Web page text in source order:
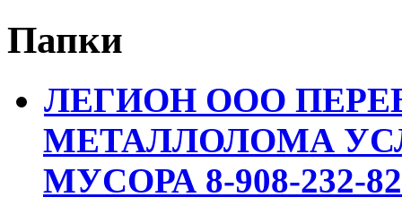
Папки
ЛЕГИОН ООО
МЕТАЛЛОЛОМА
МУСОРА 8-908-232-